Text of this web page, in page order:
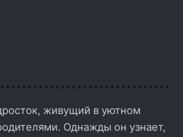
живущий в уютном
Однажды он узнает,